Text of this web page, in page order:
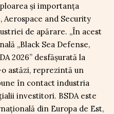
și importanța
Aerospace and Security
de apărare. „În acest
„Black Sea Defense,
2026” desfășurată la
astăzi, reprezintă un
în contact industria
investitori. BSDA este
din Europa de Est,